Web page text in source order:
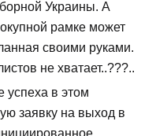
Украины. А
рамке может
своими руками.
не хватает..???..
успеха в этом
заявку на выход в